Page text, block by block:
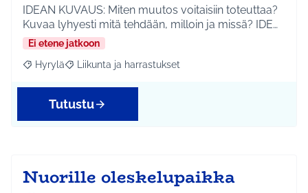
IDEAN KUVAUS: Miten muutos voitaisiin toteuttaa?
Kuvaa lyhyesti mitä tehdään, milloin ja missä? IDE…
Ei etene jatkoon
Rajaa tulokset aihepiirin mukaan: Hyrylä
Hyrylä Rajaa tulokset teeman mukaan: Liikunta ja
Liikunta ja harrastukset
Tutustu
Nuorille oleskelupaikka